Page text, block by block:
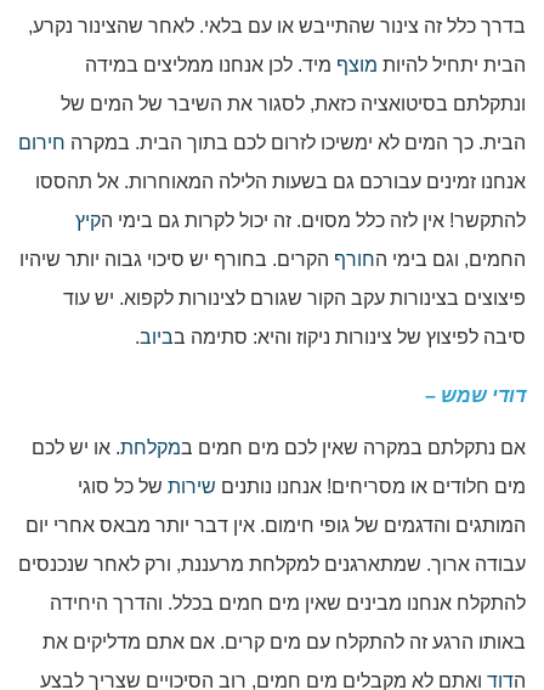
בדרך כלל זה צינור שהתייבש או עם בלאי. לאחר שהצינור נקרע,
הבית יתחיל להיות מוצף מיד. לכן אנחנו ממליצים במידה
ונתקלתם בסיטואציה כזאת, לסגור את השיבר של המים של
הבית. כך המים לא ימשיכו לזרום לכם בתוך הבית. במקרה חירום
אנחנו זמינים עבורכם גם בשעות הלילה המאוחרות. אל תהססו
להתקשר! אין לזה כלל מסוים. זה יכול לקרות גם בימי הקיץ
החמים, וגם בימי החורף הקרים. בחורף יש סיכוי גבוה יותר שיהיו
פיצוצים בצינורות עקב הקור שגורם לצינורות לקפוא. יש עוד
סיבה לפיצוץ של צינורות ניקוז והיא: סתימה בביוב.
דודי שמש –
אם נתקלתם במקרה שאין לכם מים חמים במקלחת. או יש לכם
מים חלודים או מסריחים! אנחנו נותנים שירות של כל סוגי
המותגים והדגמים של גופי חימום. אין דבר יותר מבאס אחרי יום
עבודה ארוך. שמתארגנים למקלחת מרעננת, ורק לאחר שנכנסים
להתקלח אנחנו מבינים שאין מים חמים בכלל. והדרך היחידה
באותו הרגע זה להתקלח עם מים קרים. אם אתם מדליקים את
הדוד ואתם לא מקבלים מים חמים, רוב הסיכויים שצריך לבצע